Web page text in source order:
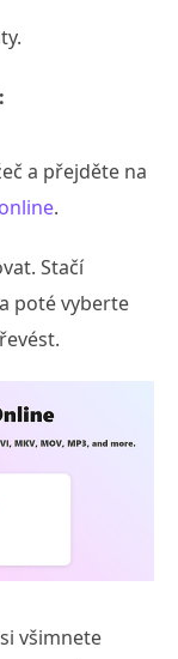
a přejděte na
.
Stačí
a poté vyberte
všimnete